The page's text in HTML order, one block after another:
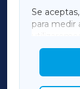
Se
para medir
utilizaremos
mostrar
Así
cookies